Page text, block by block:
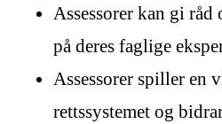
Assessorer kan gi
på deres faglige
Assessorer spiller en
rettssystemet og